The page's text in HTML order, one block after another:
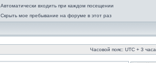
Автоматически входить при каждом посещении
Скрыть мое пребывание на форуме в этот раз
Часовой пояс: UTC + 3 часа